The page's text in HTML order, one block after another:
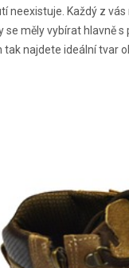
neexistuje. Každý z
se měly vybírat hlavně
tak najdete ideální tvar